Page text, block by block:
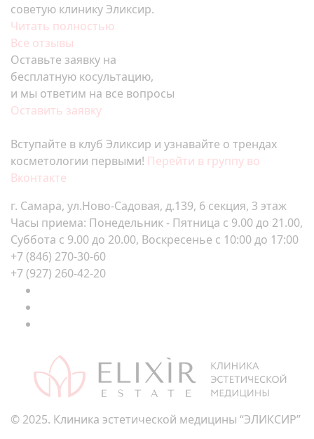
советую клинику Эликсир.
Читать полностью
Все отзывы
Оставьте заявку на
бесплатную косультацию,
и мы ответим на все вопросы
Оставить заявку
Вступайте в клуб Эликсир и узнавайте о трендах
косметологии первыми! Перейти в группу во
Вконтакте
г. Самара, ул.Ново-Садовая, д.139, 6 секция, 3 этаж
Часы приема: Понедельник - Пятница с 9.00 до 21.00,
Суббота с 9.00 до 20.00, Воскресенье с 10:00 до 17:00
+7 (846) 270-30-60
+7 (927) 260-42-20
© 2025. Клиника эстетической медицины “ЭЛИКСИР”